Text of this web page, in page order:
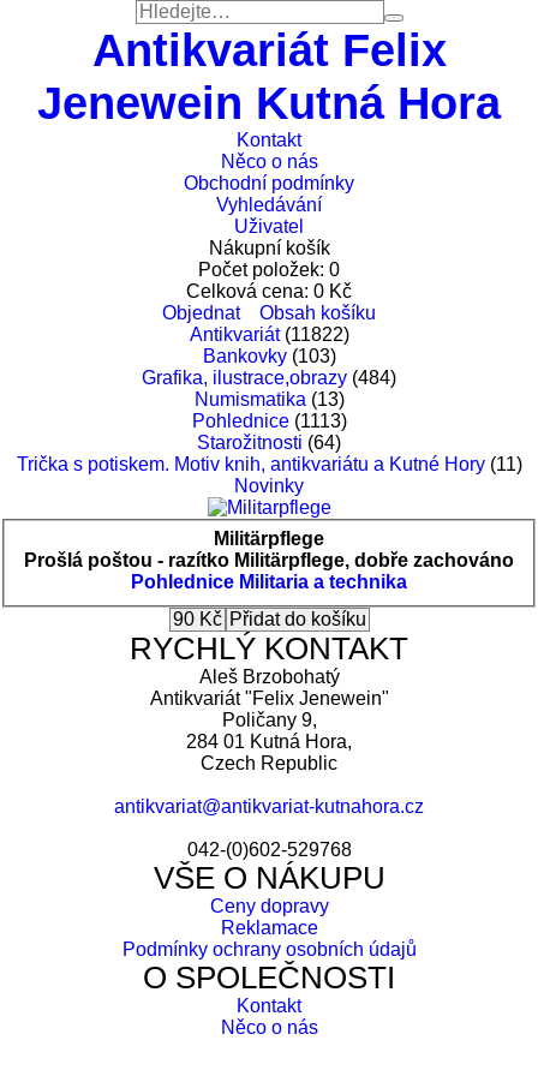
Antikvariát Felix
Jenewein Kutná Hora
Kontakt
Něco o nás
Obchodní podmínky
Vyhledávání
Uživatel
Nákupní košík
Počet položek: 0
Celková cena: 0 Kč
Objednat
Obsah košíku
Antikvariát(11822)
Bankovky(103)
Grafika, ilustrace,obrazy (484)
Numismatika (13)
Pohlednice(1113)
Starožitnosti (64)
Trička s potiskem. Motiv knih, antikvariátu a Kutné Hory(11)
Novinky
Militärpflege
Prošlá poštou - razítko Militärpflege, dobře zachováno
Pohlednice Militaria a technika
RYCHLÝ KONTAKT
Aleš Brzobohatý
Antikvariát "Felix Jenewein"
Poličany 9,
284 01 Kutná Hora,
Czech Republic
antikvariat@antikvariat-kutnahora.cz
042-(0)602-529768
VŠE O NÁKUPU
Ceny dopravy
Reklamace
Podmínky ochrany osobních údajů
O SPOLEČNOSTI
Kontakt
Něco o nás